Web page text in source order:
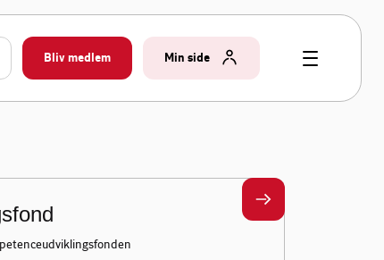
Bliv medlem Min side